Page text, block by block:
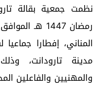
المناني، إفطارا
مدينة تارودانت،
والمهنيين والفاعلين